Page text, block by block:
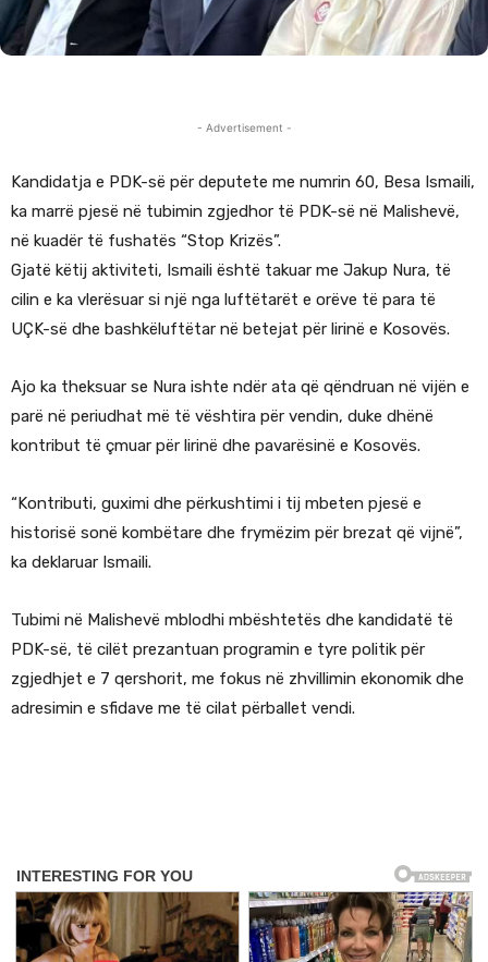
- Advertisement -
Kandidatja e PDK-së për deputete me numrin 60, Besa Ismaili,
ka marrë pjesë në tubimin zgjedhor të PDK-së në Malishevë,
në kuadër të fushatës “Stop Krizës”.
Gjatë këtij aktiviteti, Ismaili është takuar me Jakup Nura, të
cilin e ka vlerësuar si një nga luftëtarët e orëve të para të
UÇK-së dhe bashkëluftëtar në betejat për lirinë e Kosovës.
Ajo ka theksuar se Nura ishte ndër ata që qëndruan në vijën e
parë në periudhat më të vështira për vendin, duke dhënë
kontribut të çmuar për lirinë dhe pavarësinë e Kosovës.
“Kontributi, guximi dhe përkushtimi i tij mbeten pjesë e
historisë sonë kombëtare dhe frymëzim për brezat që vijnë”,
ka deklaruar Ismaili.
Tubimi në Malishevë mblodhi mbështetës dhe kandidatë të
PDK-së, të cilët prezantuan programin e tyre politik për
zgjedhjet e 7 qershorit, me fokus në zhvillimin ekonomik dhe
adresimin e sfidave me të cilat përballet vendi.